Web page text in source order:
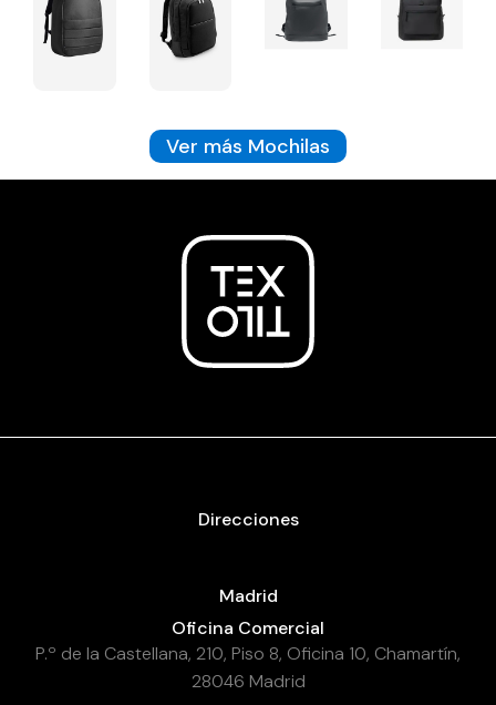
Ver más Mochilas
Direcciones
Madrid
Oficina Comercial
P.º de la Castellana, 210, Piso 8, Oficina 10, Chamartín,
28046 Madrid